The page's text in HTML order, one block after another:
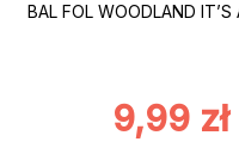
BAL FOL WOODLAND IT’S
9,99 zł